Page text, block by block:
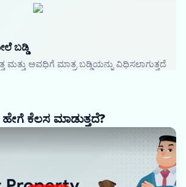
ಬಡ್ಡಿ
ಅವಧಿಗೆ ಮಾತ್ರ ಬಡ್ಡಿಯನ್ನು ವಿಧಿಸಲಾಗುತ್ತದೆ
ಕೆಲಸ ಮಾಡುತ್ತದೆ?